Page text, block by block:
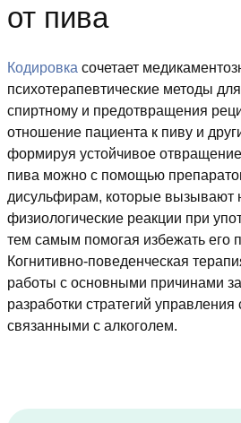
от пива
Кодировка сочетает
психотерапевтические методы
спиртному и предотвращения
отношение пациента к пиву и
формируя устойчивое
пива можно с помощью
дисульфирам, которые вызывают
физиологические реакции при
тем самым помогая избежать его
Когнитивно-поведенческая
работы с основными причинами
разработки стратегий управления
связанными с алкоголем.